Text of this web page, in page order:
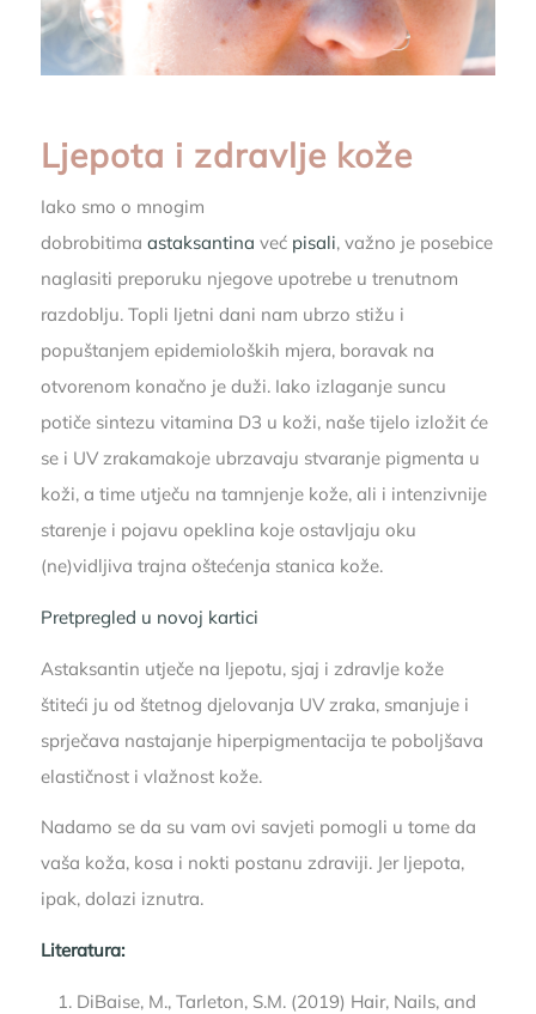
Ljepota i zdravlje kože
Iako smo o mnogim
dobrobitima astaksantina već pisali, važno je posebice
naglasiti preporuku njegove upotrebe u trenutnom
razdoblju. Topli ljetni dani nam ubrzo stižu i
popuštanjem epidemioloških mjera, boravak na
otvorenom konačno je duži. Iako izlaganje suncu
potiče sintezu vitamina D3 u koži, naše tijelo izložit će
se i UV zrakamakoje ubrzavaju stvaranje pigmenta u
koži, a time utječu na tamnjenje kože, ali i intenzivnije
starenje i pojavu opeklina koje ostavljaju oku
(ne)vidljiva trajna oštećenja stanica kože.
Pretpregled u novoj kartici
Astaksantin utječe na ljepotu, sjaj i zdravlje kože
štiteći ju od štetnog djelovanja UV zraka, smanjuje i
sprječava nastajanje hiperpigmentacija te poboljšava
elastičnost i vlažnost kože.
Nadamo se da su vam ovi savjeti pomogli u tome da
vaša koža, kosa i nokti postanu zdraviji. Jer ljepota,
ipak, dolazi iznutra.
Literatura:
DiBaise, M., Tarleton, S.M. (2019) Hair, Nails, and